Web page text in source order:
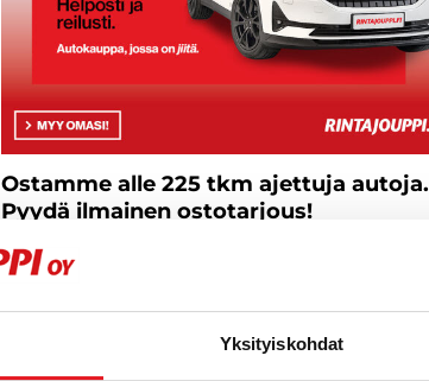
Yksityiskohdat
Ostamme alle 225 tkm ajettuja autoja.
Pyydä ilmainen ostotarjous!